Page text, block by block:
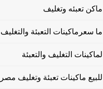
ماكن تعبئه وتغليف
ما سعرماكينات التعبئة
لماكينات التغليف والتعبئة
للبيع ماكينات تعبئة وتغليف مصر